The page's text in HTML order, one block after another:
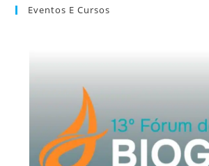
Eventos E Cursos